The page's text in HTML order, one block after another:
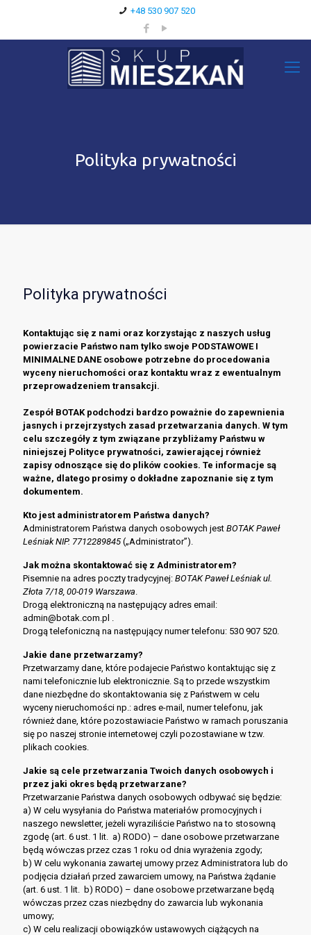
+48 530 907 520
Polityka prywatności
Polityka prywatności
Kontaktując się z nami oraz korzystając z naszych usług
powierzacie Państwo nam tylko swoje PODSTAWOWE I
MINIMALNE DANE osobowe potrzebne do procedowania
wyceny nieruchomości oraz kontaktu wraz z ewentualnym
przeprowadzeniem transakcji.
Zespół BOTAK podchodzi bardzo poważnie do zapewnienia
jasnych i przejrzystych zasad przetwarzania danych. W tym
celu szczegóły z tym związane przybliżamy Państwu w
niniejszej Polityce prywatności, zawierającej również
zapisy odnoszące się do plików cookies. Te informacje są
ważne, dlatego prosimy o dokładne zapoznanie się z tym
dokumentem.
Kto jest administratorem Państwa danych?
Administratorem Państwa danych osobowych jest BOTAK Paweł
Leśniak NIP. 7712289845 („Administrator”).
Jak można skontaktować się z Administratorem?
Pisemnie na adres poczty tradycyjnej: BOTAK Paweł Leśniak ul.
Złota 7/18, 00-019 Warszawa.
Drogą elektroniczną na następujący adres email:
admin@botak.com.pl .
Drogą telefoniczną na następujący numer telefonu: 530 907 520.
Jakie dane przetwarzamy?
Przetwarzamy dane, które podajecie Państwo kontaktując się z
nami telefonicznie lub elektronicznie. Są to przede wszystkim
dane niezbędne do skontaktowania się z Państwem w celu
wyceny nieruchomości np.: adres e-mail, numer telefonu, jak
również dane, które pozostawiacie Państwo w ramach poruszania
się po naszej stronie internetowej czyli pozostawiane w tzw.
plikach cookies.
Jakie są cele przetwarzania Twoich danych osobowych i
przez jaki okres będą przetwarzane?
Przetwarzanie Państwa danych osobowych odbywać się będzie:
a) W celu wysyłania do Państwa materiałów promocyjnych i
naszego newsletter, jeżeli wyraziliście Państwo na to stosowną
zgodę (art. 6 ust. 1 lit. a) RODO) – dane osobowe przetwarzane
będą wówczas przez czas 1 roku od dnia wyrażenia zgody;
b) W celu wykonania zawartej umowy przez Administratora lub do
podjęcia działań przed zawarciem umowy, na Państwa żądanie
(art. 6 ust. 1 lit. b) RODO) – dane osobowe przetwarzane będą
wówczas przez czas niezbędny do zawarcia lub wykonania
umowy;
c) W celu realizacji obowiązków ustawowych ciążących na